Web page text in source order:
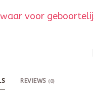
voor
REVIEWS (0)